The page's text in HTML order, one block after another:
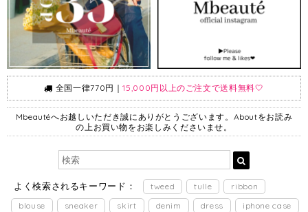
全国一律770円｜15,000円以上のご注文で送料無料🤍
Mbeautéへお越しいただき誠にありがとうございます。Aboutをお読み
の上お買い物をお楽しみくださいませ。
よく検索されるキーワード： tweed tulle
ribbon
blouse
sneaker skirt denim dress iphone case